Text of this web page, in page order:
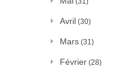
Avril (30)
Mars (31)
Février (28)